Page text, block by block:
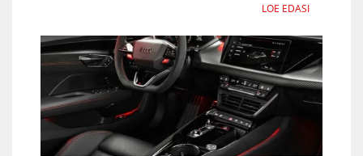
LOE EDASI